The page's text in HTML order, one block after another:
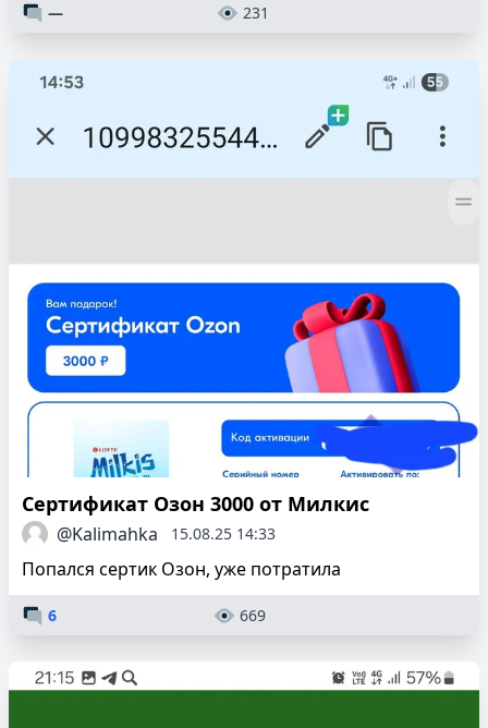
— 231
Сертификат Озон 3000 от Милкис
@Kalimahka 15.08.25 14:33
Попался сертик Озон, уже потратила
6 669